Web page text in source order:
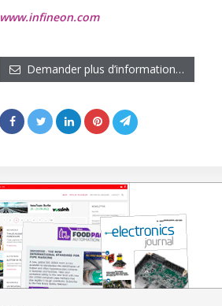
www.infineon.com
Demander plus d’information…